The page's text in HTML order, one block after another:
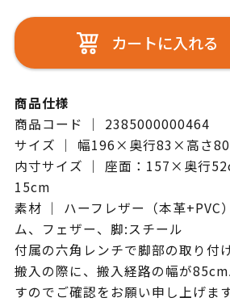
カートに入れる
商品仕様
商品コード ｜ 2385000000464
サイズ ｜ 幅196×奥行83×高さ
内寸サイズ ｜ 座面：157×奥行
15cm
素材 ｜ ハーフレザー（本革+PVC
ム、フェザー、脚:スチール
付属の六角レンチで脚部の取り付
搬入の際に、搬入経路の幅が
すのでご確認をお願い申し上げます